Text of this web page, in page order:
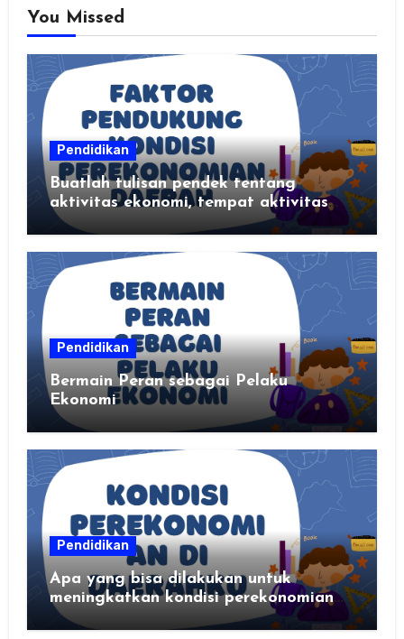
You Missed
Pendidikan
Buatlah tulisan pendek tentang
aktivitas ekonomi, tempat aktivitas
ekonomi, dan hasil produksi daerah
kalian
Pendidikan
Bermain Peran sebagai Pelaku
Ekonomi
Pendidikan
Apa yang bisa dilakukan untuk
meningkatkan kondisi perekonomian
daerahku?